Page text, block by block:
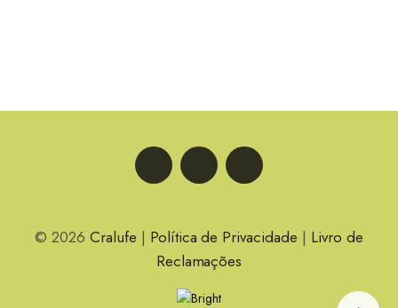
© 2026Cralufe | Política de Privacidade | Livro de
Reclamações